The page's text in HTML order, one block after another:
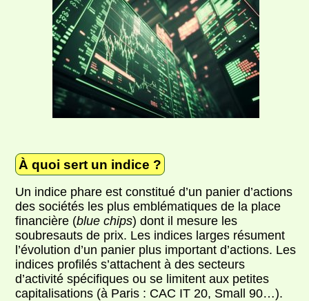
À quoi sert un indice ?
Un indice phare est constitué d’un panier d’actions
des sociétés les plus emblématiques de la place
financière (blue chips) dont il mesure les
soubresauts de prix. Les indices larges résument
l’évolution d’un panier plus important d’actions. Les
indices profilés s’attachent à des secteurs
d’activité spécifiques ou se limitent aux petites
capitalisations (à Paris : CAC IT 20, Small 90…).